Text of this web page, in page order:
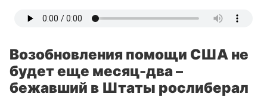
Возобновления помощи США не
будет еще месяц-два –
бежавший в Штаты рослиберал